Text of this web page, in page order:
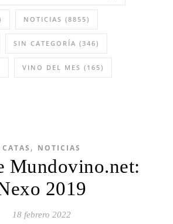
NOTICIAS (8855)
SIN CATEGORÍA (346)
VINO DEL MES (165)
CATAS , NOTICIAS
Mundovino.net:
2019
18 febrero 2022